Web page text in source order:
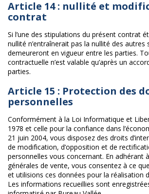
Article 14 : nullité et
contrat
Si l’une des stipulations du présent contrat
nullité n’entraînerait pas la nullité des autres
demeureront en vigueur entre les parties.
contractuelle n’est valable qu’après un
parties.
Article 15 : Protection des
personnelles
Conformément à la Loi Informatique et
1978 et celle pour la confiance dans
21 juin 2004, vous disposez des droits
de modification, d’opposition et de
personnelles vous concernant. En adhérant
générales de vente, vous consentez à ce
et utilisions ces données pour la réalisation
Les informations recueillies sont